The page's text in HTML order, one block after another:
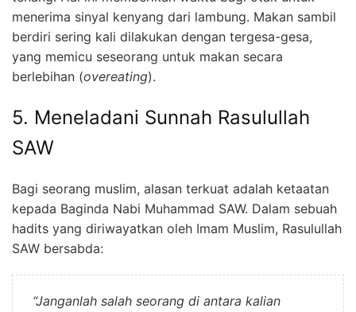
menerima sinyal kenyang dari lambung. Makan sambil
berdiri sering kali dilakukan dengan tergesa-gesa,
yang memicu seseorang untuk makan secara
berlebihan (overeating).
5. Meneladani Sunnah Rasulullah
SAW
Bagi seorang muslim, alasan terkuat adalah ketaatan
kepada Baginda Nabi Muhammad SAW. Dalam sebuah
hadits yang diriwayatkan oleh Imam Muslim, Rasulullah
SAW bersabda:
“Janganlah salah seorang di antara kalian